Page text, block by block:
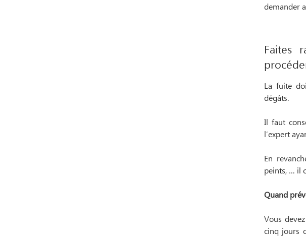
demander
Faites
La fuite
dégâts.
Il faut
l’expert
En
peints, … il
Quand
Vous
cinq jours